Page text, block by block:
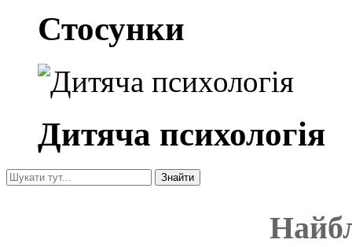
Стосунки
Дитяча психологія
Знайти